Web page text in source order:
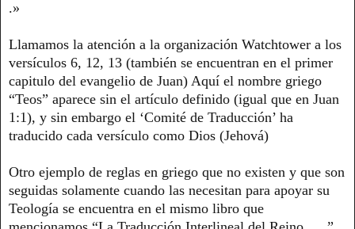
.»
Llamamos la atención a la organización Watchtower a los
versículos 6, 12, 13 (también se encuentran en el primer
capitulo del evangelio de Juan) Aquí el nombre griego
“Teos” aparece sin el artículo definido (igual que en Juan
1:1), y sin embargo el ‘Comité de Traducción’ ha
traducido cada versículo como Dios (Jehová)
Otro ejemplo de reglas en griego que no existen y que son
seguidas solamente cuando las necesitan para apoyar su
Teología se encuentra en el mismo libro que